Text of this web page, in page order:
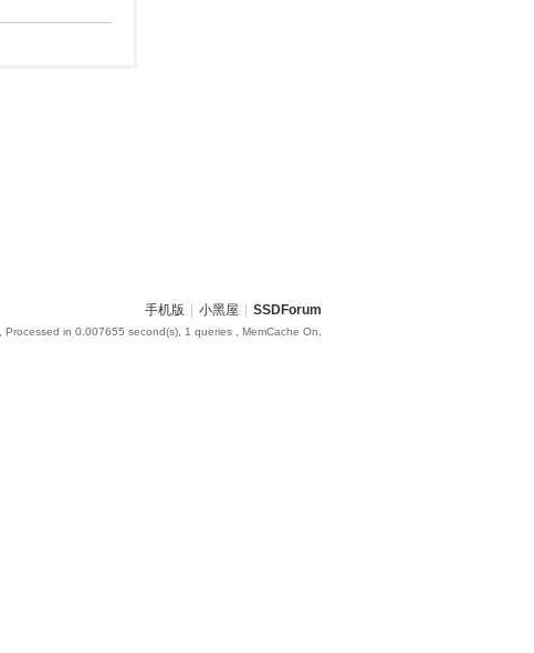
手机版 小黑屋 SSDForum
, Processed in 0.007655 second(s), 1 queries , MemCache On.